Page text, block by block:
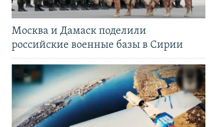
Москва и Дамаск поделили
российские военные базы в Сирии